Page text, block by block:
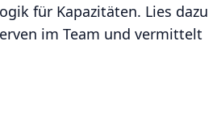
für Kapazitäten. Lies dazu
im Team und vermittelt